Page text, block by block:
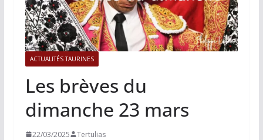
ACTUALITÉS TAURINES
Les brèves du
dimanche 23 mars
22/03/2025 Tertulias